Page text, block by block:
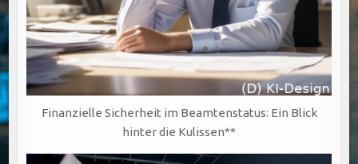
Finanzielle Sicherheit im Beamtenstatus: Ein Blick
hinter die Kulissen**